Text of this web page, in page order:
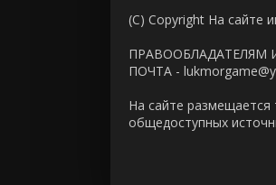
(C) Copyright На сайте
ПРАВООБЛАДАТЕЛЯМ
ПОЧТА -
На сайте
общедоступных